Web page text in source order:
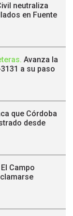
neutraliza
en Fuente
. Avanza la
a su paso
que Córdoba
desde
Campo